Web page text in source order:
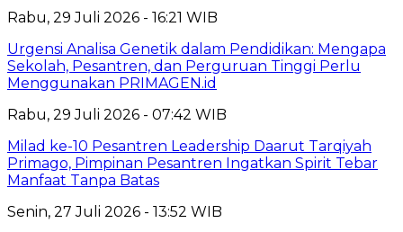
Rabu, 29 Juli 2026 - 16:21 WIB
Urgensi Analisa Genetik dalam Pendidikan: Mengapa
Sekolah, Pesantren, dan Perguruan Tinggi Perlu
Menggunakan PRIMAGEN.id
Rabu, 29 Juli 2026 - 07:42 WIB
Milad ke-10 Pesantren Leadership Daarut Tarqiyah
Primago, Pimpinan Pesantren Ingatkan Spirit Tebar
Manfaat Tanpa Batas
Senin, 27 Juli 2026 - 13:52 WIB